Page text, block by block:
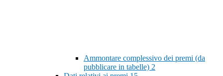
Ammontare complessivo dei premi (da
pubblicare in tabelle) 2